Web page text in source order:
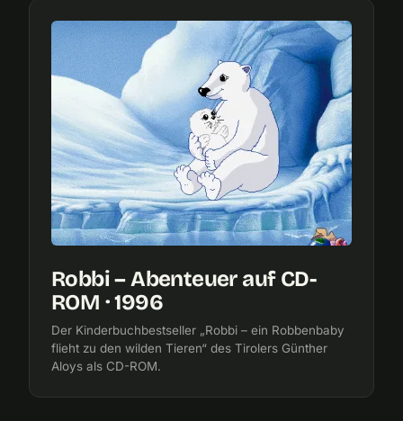
Robbi – Abenteuer auf CD-
ROM · 1996
Der Kinderbuchbestseller „Robbi – ein Robbenbaby
flieht zu den wilden Tieren“ des Tirolers Günther
Aloys als CD-ROM.